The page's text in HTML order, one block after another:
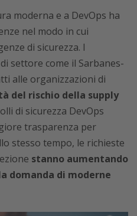
moderna e a DevOps ha
nel modo in cui
di sicurezza. I
settore come il Sarbanes-
alle organizzazioni di
del rischio della supply
di sicurezza DevOps
trasparenza per
stesso tempo, le richieste
stanno aumentando
domanda di moderne